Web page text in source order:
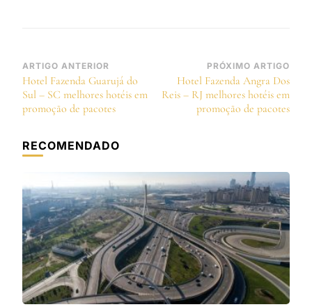
Navegação
de
post
ARTIGO ANTERIOR
Hotel Fazenda Guarujá do
Sul – SC melhores hotéis em
promoção de pacotes
PRÓXIMO ARTIGO
Hotel Fazenda Angra Dos
Reis – RJ melhores hotéis em
promoção de pacotes
RECOMENDADO